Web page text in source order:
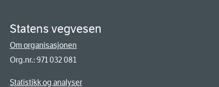
Statens vegvesen
Om organisasjonen
Org.nr.: 971 032 081
Statistikk og analyser